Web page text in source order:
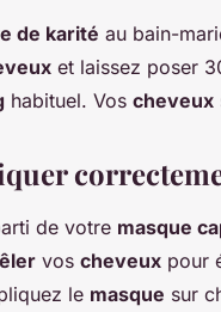
de karité au bain-
et laissez poser
habituel. Vos cheveux
de votre masque
vos cheveux pour
le masque sur